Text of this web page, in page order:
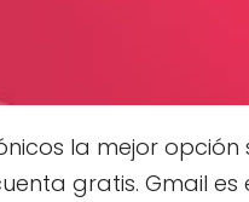
la mejor
gratis. Gmail